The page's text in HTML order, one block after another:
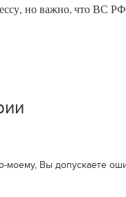
но важно, что ВС
моему, Вы допускаете